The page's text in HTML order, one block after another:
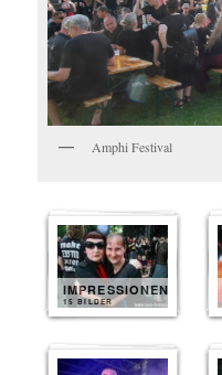
Amphi Festival
IMPRESSIONEN
15 BILDER